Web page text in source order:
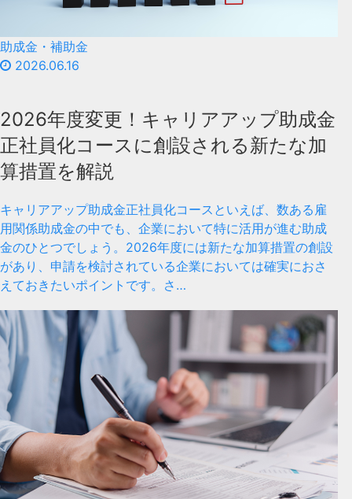
助成金・補助金
2026.06.16
2026年度変更！キャリアアップ助成金
正社員化コースに創設される新たな加
算措置を解説
キャリアアップ助成金正社員化コースといえば、数ある雇
用関係助成金の中でも、企業において特に活用が進む助成
金のひとつでしょう。2026年度には新たな加算措置の創設
があり、申請を検討されている企業においては確実におさ
えておきたいポイントです。さ…